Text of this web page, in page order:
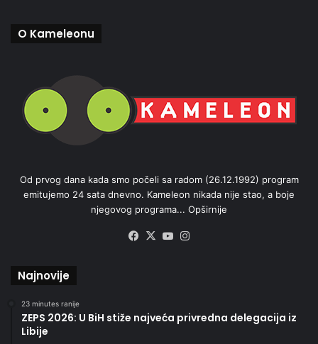
O Kameleonu
Od prvog dana kada smo počeli sa radom (26.12.1992) program
emitujemo 24 sata dnevno. Kameleon nikada nije stao, a boje
njegovog programa... Opširnije
Facebook
X YouTube
Najnovije
23 minutes ranije
ZEPS 2026: U BiH stiže najveća privredna delegacija iz
Libije